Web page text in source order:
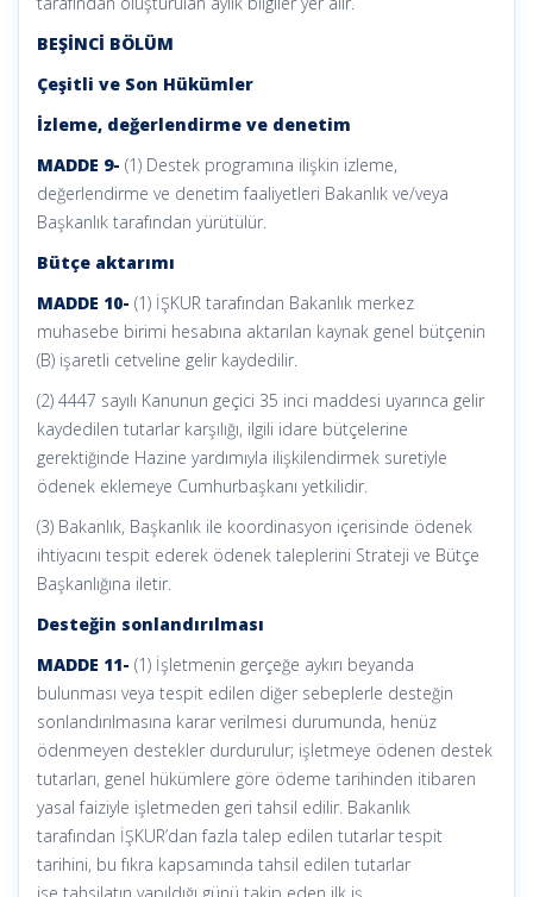
BEŞİNCİ BÖLÜM
Çeşitli ve Son Hükümler
İzleme, değerlendirme ve denetim
MADDE 9- (1) Destek programına ilişkin izleme,
değerlendirme ve denetim faaliyetleri Bakanlık ve/veya
Başkanlık tarafından yürütülür.
Bütçe aktarımı
MADDE 10- (1) İŞKUR tarafından Bakanlık merkez
muhasebe birimi hesabına aktarılan kaynak genel bütçenin
(B) işaretli cetveline gelir kaydedilir.
(2) 4447 sayılı Kanunun geçici 35 inci maddesi uyarınca gelir
kaydedilen tutarlar karşılığı, ilgili idare bütçelerine
gerektiğinde Hazine yardımıyla ilişkilendirmek suretiyle
ödenek eklemeye Cumhurbaşkanı yetkilidir.
(3) Bakanlık, Başkanlık ile koordinasyon içerisinde ödenek
ihtiyacını tespit ederek ödenek taleplerini Strateji ve Bütçe
Başkanlığına iletir.
Desteğin sonlandırılması
MADDE 11- (1) İşletmenin gerçeğe aykırı beyanda
bulunması veya tespit edilen diğer sebeplerle desteğin
sonlandırılmasına karar verilmesi durumunda, henüz
ödenmeyen destekler durdurulur; işletmeye ödenen destek
tutarları, genel hükümlere göre ödeme tarihinden itibaren
yasal faiziyle işletmeden geri tahsil edilir. Bakanlık
tarafından İŞKUR’dan fazla talep edilen tutarlar tespit
tarihini, bu fıkra kapsamında tahsil edilen tutarlar